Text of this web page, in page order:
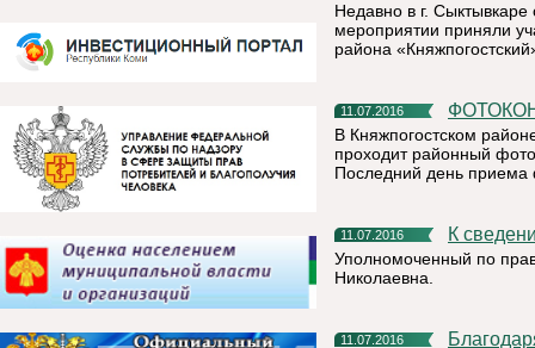
Недавно в г.
мероприятии приняли
района
11.07.2016
В Княжпогостском
проходит районный
Последний день приема
11.07.2016 К
Уполномоченный по
Николаевна.
11.07.2016 Благодаря малому проекту в д. Онежье появится убойная